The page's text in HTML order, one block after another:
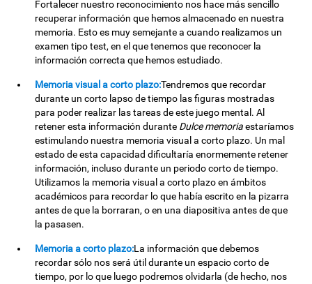
Fortalecer nuestro reconocimiento nos hace más sencillo
recuperar información que hemos almacenado en nuestra
memoria. Esto es muy semejante a cuando realizamos un
examen tipo test, en el que tenemos que reconocer la
información correcta que hemos estudiado.
Memoria visual a corto plazo:Tendremos que recordar
durante un corto lapso de tiempo las figuras mostradas
para poder realizar las tareas de este juego mental. Al
retener esta información durante Dulce memoriaestaríamos
estimulando nuestra memoria visual a corto plazo. Un mal
estado de esta capacidad dificultaría enormemente retener
información, incluso durante un periodo corto de tiempo.
Utilizamos la memoria visual a corto plazo en ámbitos
académicos para recordar lo que había escrito en la pizarra
antes de que la borraran, o en una diapositiva antes de que
la pasasen.
Memoria a corto plazo:La información que debemos
recordar sólo nos será útil durante un espacio corto de
tiempo, por lo que luego podremos olvidarla (de hecho, nos